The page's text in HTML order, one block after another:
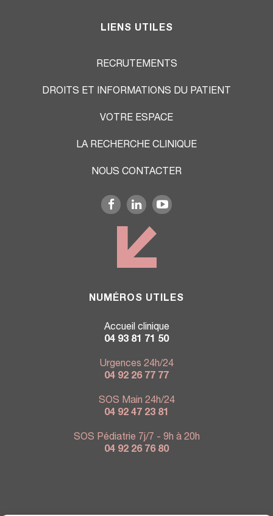
LIENS UTILES
RECRUTEMENTS
DROITS ET INFORMATIONS DU PATIENT
VOTRE ESPACE
LA RECHERCHE CLINIQUE
NOUS CONTACTER
NUMÉROS UTILES
Accueil clinique
04 93 81 71 50
Urgences 24h/24
04 92 26 77 77
SOS Main 24h/24
04 92 47 23 81
SOS Pédiatrie 7j/7 - 9h à 20h
04 92 26 76 80